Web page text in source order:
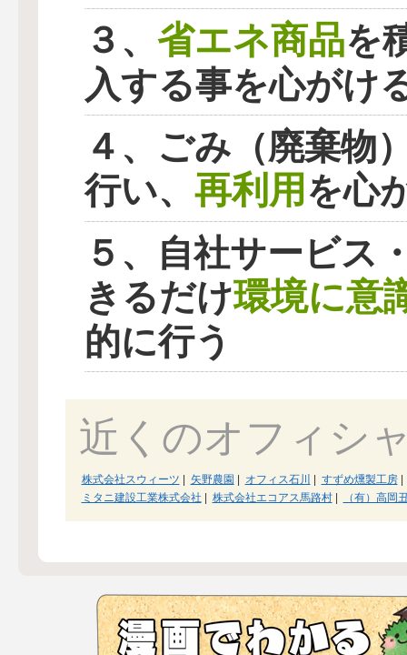
３、 省エネ商品を
入する事を心がけ
４、ごみ（廃棄物
行い、 再利用を心
５、自社サービス
きるだけ環境に意
的に行う
近くのオフィシ
株式会社スウィーツ 矢野農園 オフィス石川 すずめ燻製工房|
ミタニ建設工業株式会社
株式会社エコアス馬路村| （有）高岡